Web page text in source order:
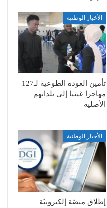
الأخبار الوطنية
تأمين العودة الطوعية لـ127
مهاجرا غينيا إلى بلدانهم
الأصلية
الأخبار الوطنية
إطلاق منصّة إلكترونيّة